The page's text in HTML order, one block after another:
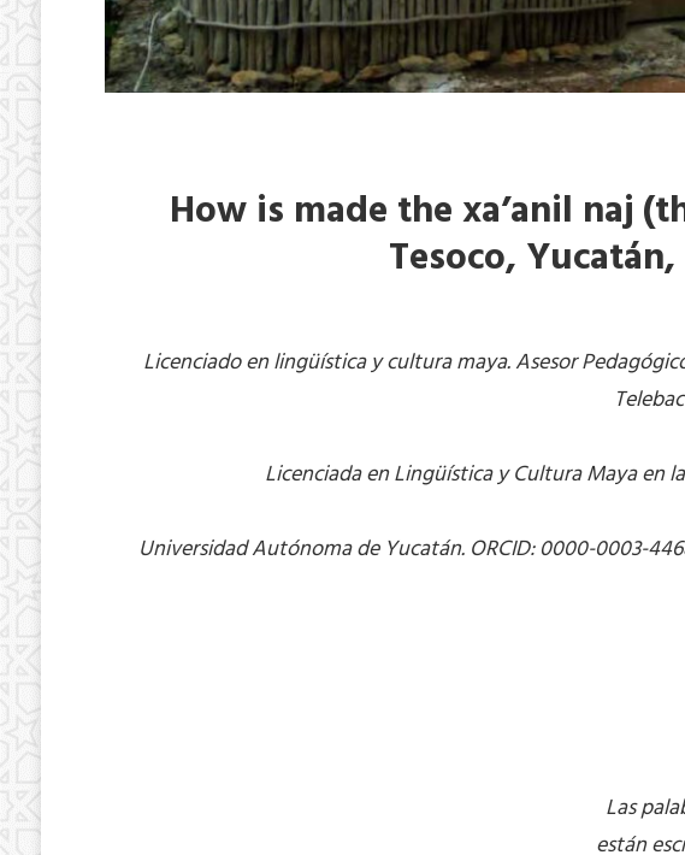
How is made the xa’anil naj
Tesoco,
Licenciado en lingüística y cultura maya. Asesor
Licenciada en Lingüística y Cultura Maya en
Universidad Autónoma de Yucatán. ORCID: 0000-0003-
Las
están